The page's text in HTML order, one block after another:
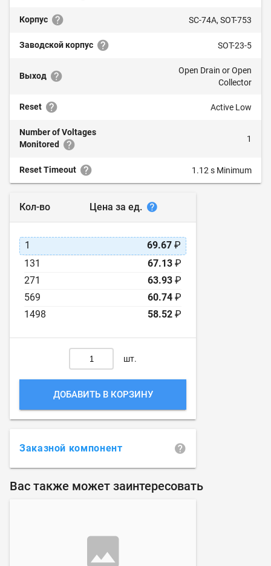
Корпус SC-74A, SOT-753
Заводской корпус SOT-23-5
Выход
Open Drain or Open
Collector
Reset Active Low
Number of Voltages
Monitored
1
Reset Timeout 1.12 s Minimum
Кол-во Цена за ед.
1 69.67 ₽
131
67.13 ₽
271
63.93 ₽
569
60.74 ₽
1498
58.52 ₽
шт.
ДОБАВИТЬ В КОРЗИНУ
Заказной компонент
Вас также может заинтересовать